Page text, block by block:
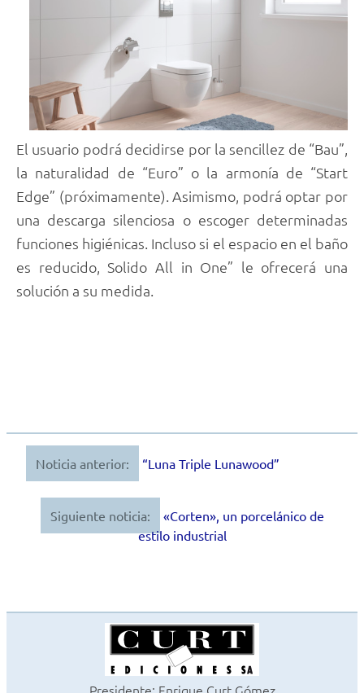
El usuario podrá decidirse por la sencillez de “Bau”,
la naturalidad de “Euro” o la armonía de “Start
Edge” (próximamente). Asimismo, podrá optar por
una descarga silenciosa o escoger determinadas
funciones higiénicas. Incluso si el espacio en el baño
es reducido, Solido All in One” le ofrecerá una
solución a su medida.
Navegación
entradas
Noticia anterior: “Luna Triple Lunawood”
Siguiente noticia:
«Corten», un porcelánico de
estilo industrial